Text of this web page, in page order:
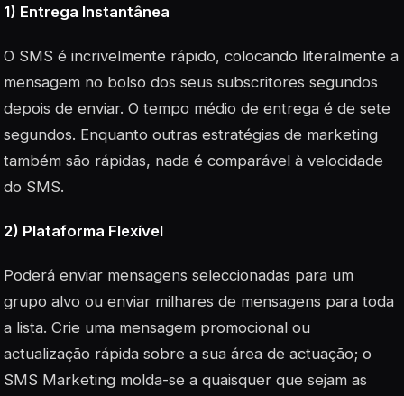
1) Entrega Instantânea
O SMS é incrivelmente rápido, colocando literalmente a
mensagem no bolso dos seus subscritores segundos
depois de enviar. O tempo médio de entrega é de sete
segundos. Enquanto outras estratégias de marketing
também são rápidas, nada é comparável à velocidade
do SMS.
2) Plataforma Flexível
Poderá enviar mensagens seleccionadas para um
grupo alvo ou enviar milhares de mensagens para toda
a lista. Crie uma mensagem promocional ou
actualização rápida sobre a sua área de actuação; o
SMS Marketing molda-se a quaisquer que sejam as